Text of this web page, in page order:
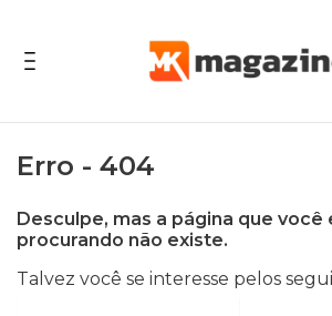
Erro - 404
Desculpe, mas a página que você
procurando não existe.
Talvez você se interesse pelos